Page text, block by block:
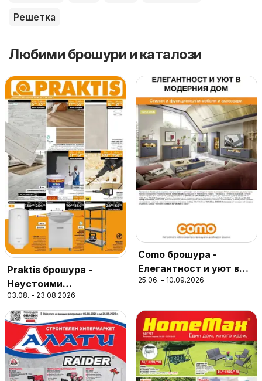
Решетка
Любими брошури и каталози
Praktis брошура -
Неустоими
предложения
03.08. - 23.08.2026
Como брошура -
Елегантност и уют в
модерния дом
25.06. - 10.09.2026